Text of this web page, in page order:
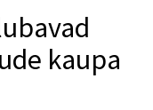
kaupa